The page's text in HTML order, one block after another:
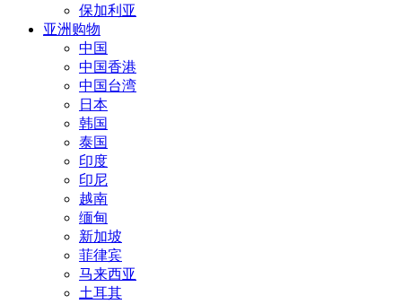
保加利亚
亚洲购物
中国
中国香港
中国台湾
日本
韩国
泰国
印度
印尼
越南
缅甸
新加坡
菲律宾
马来西亚
土耳其